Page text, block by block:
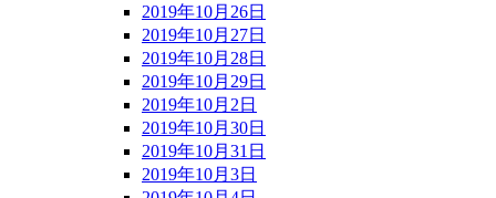
2019年10月26日
2019年10月27日
2019年10月28日
2019年10月29日
2019年10月2日
2019年10月30日
2019年10月31日
2019年10月3日